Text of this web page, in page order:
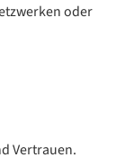
oder
Vertrauen.